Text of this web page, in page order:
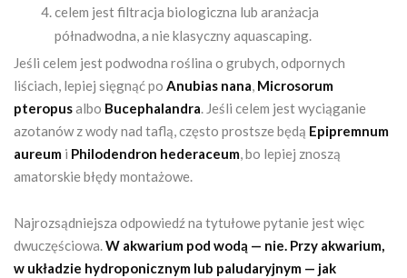
celem jest filtracja biologiczna lub aranżacja
półnadwodna, a nie klasyczny aquascaping.
Jeśli celem jest podwodna roślina o grubych, odpornych
liściach, lepiej sięgnąć po Anubias nana, Microsorum
pteropusalbo Bucephalandra. Jeśli celem jest wyciąganie
azotanów z wody nad taflą, często prostsze będą Epipremnum
aureum i Philodendron hederaceum, bo lepiej znoszą
amatorskie błędy montażowe.
Najrozsądniejsza odpowiedź na tytułowe pytanie jest więc
dwuczęściowa.W akwarium pod wodą — nie. Przy akwarium,
w układzie hydroponicznym lub paludaryjnym — jak